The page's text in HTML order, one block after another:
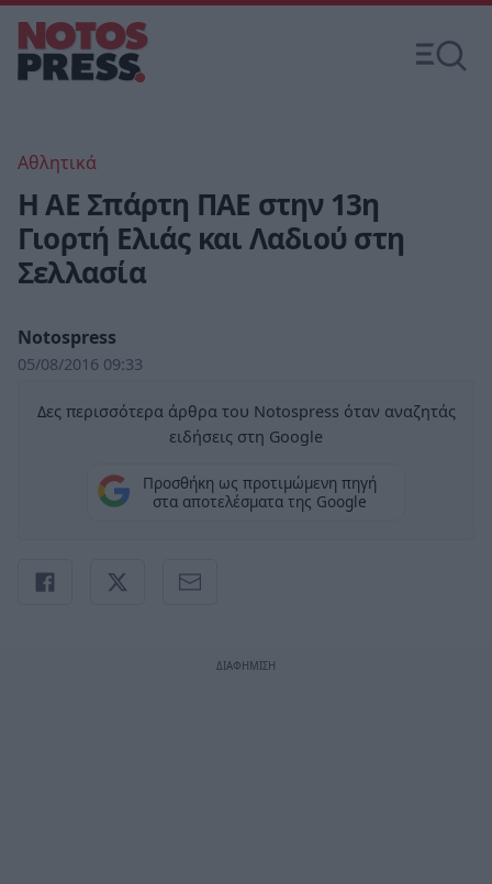
Αθλητικά
Η ΑΕ Σπάρτη ΠΑΕ στην 13η
Γιορτή Ελιάς και Λαδιού στη
Σελλασία
Notospress
05/08/2016 09:33
Δες περισσότερα άρθρα του Notospress όταν αναζητάς
ειδήσεις στη Google
Προσθήκη ως προτιμώμενη πηγή
στα αποτελέσματα της Google